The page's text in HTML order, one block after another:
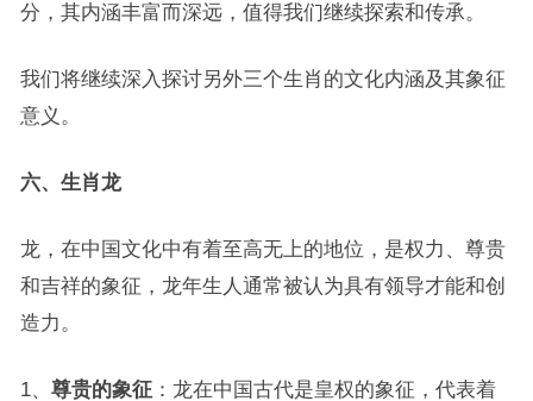
分，其内涵丰富而深远，值得我们继续探索和传承。
我们将继续深入探讨另外三个生肖的文化内涵及其象征
意义。
六、生肖龙
龙，在中国文化中有着至高无上的地位，是权力、尊贵
和吉祥的象征，龙年生人通常被认为具有领导才能和创
造力。
1、 尊贵的象征：龙在中国古代是皇权的象征，代表着